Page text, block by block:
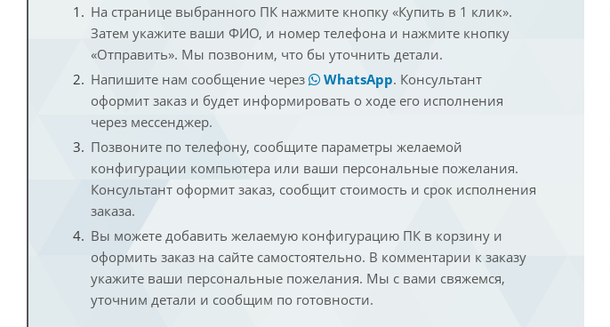
На странице выбранного ПК нажмите кнопку «Купить в 1 клик».
Затем укажите ваши ФИО, и номер телефона и нажмите кнопку
«Отправить». Мы позвоним, что бы уточнить детали.
Напишите нам сообщение через
WhatsApp. Консультант
оформит заказ и будет информировать о ходе его исполнения
через мессенджер.
Позвоните по телефону, сообщите параметры желаемой
конфигурации компьютера или ваши персональные пожелания.
Консультант оформит заказ, сообщит стоимость и срок исполнения
заказа.
Вы можете добавить желаемую конфигурацию ПК в корзину и
оформить заказ на сайте самостоятельно. В комментарии к заказу
укажите ваши персональные пожелания. Мы с вами свяжемся,
уточним детали и сообщим по готовности.